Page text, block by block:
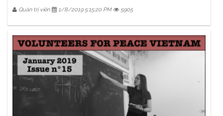
Quản trị viên 1/8/2019 5:15:20 PM 5905